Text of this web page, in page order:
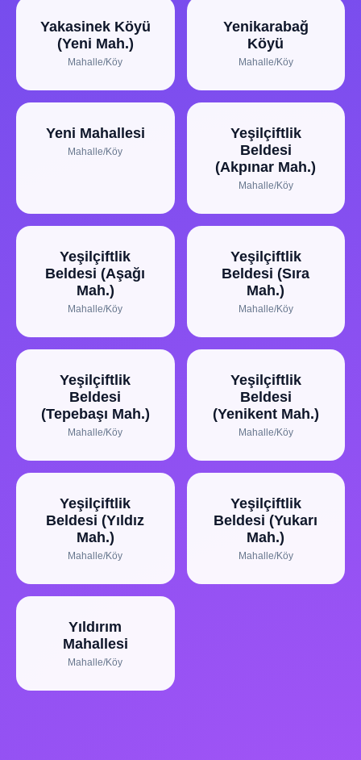
Yakasinek Köyü
(Yeni Mah.)
Mahalle/Köy
Yenikarabağ
Köyü
Mahalle/Köy
Yeni Mahallesi
Mahalle/Köy
Yeşilçiftlik
Beldesi
(Akpınar Mah.)
Mahalle/Köy
Yeşilçiftlik
Beldesi (Aşağı
Mah.)
Mahalle/Köy
Yeşilçiftlik
Beldesi (Sıra
Mah.)
Mahalle/Köy
Yeşilçiftlik
Beldesi
(Tepebaşı Mah.)
Mahalle/Köy
Yeşilçiftlik
Beldesi
(Yenikent Mah.)
Mahalle/Köy
Yeşilçiftlik
Beldesi (Yıldız
Mah.)
Mahalle/Köy
Yeşilçiftlik
Beldesi (Yukarı
Mah.)
Mahalle/Köy
Yıldırım
Mahallesi
Mahalle/Köy